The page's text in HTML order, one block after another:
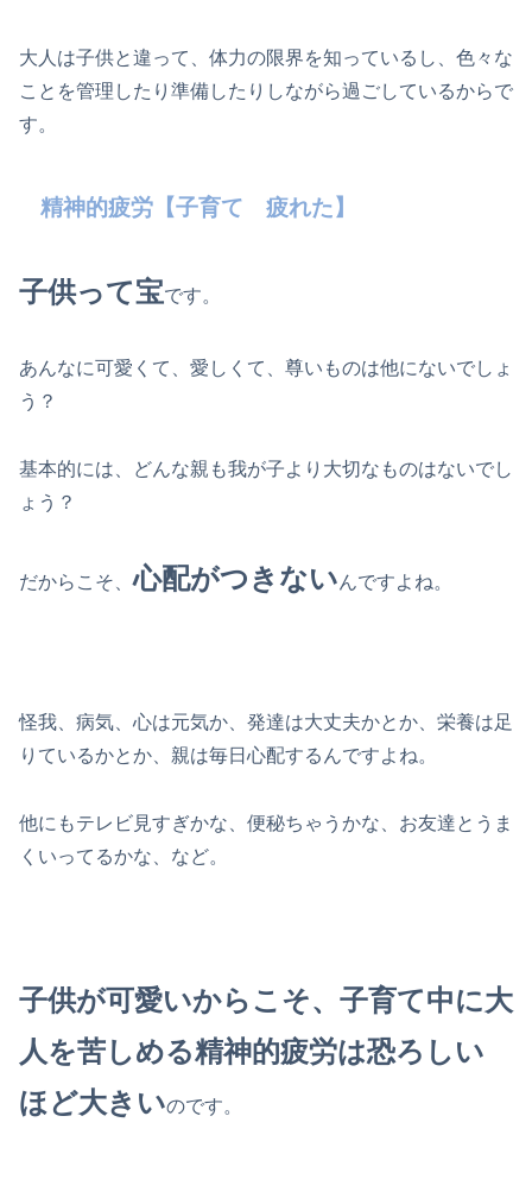
大人は子供と違って、体力の限界を知っているし、色々な
ことを管理したり準備したりしながら過ごしているからで
す。
精神的疲労【子育て 疲れた】
子供って宝です。
あんなに可愛くて、愛しくて、尊いものは他にないでしょ
う？
基本的には、どんな親も我が子より大切なものはないでし
ょう？
だからこそ、心配がつきないんですよね。
怪我、病気、心は元気か、発達は大丈夫かとか、栄養は足
りているかとか、親は毎日心配するんですよね。
他にもテレビ見すぎかな、便秘ちゃうかな、お友達とうま
くいってるかな、など。
子供が可愛いからこそ、子育て中に大
人を苦しめる精神的疲労は恐ろしい
ほど大きいのです。